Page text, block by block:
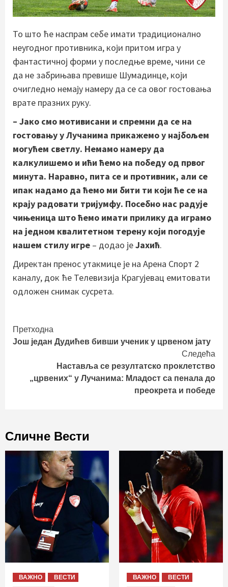
То што ће наспрам себе имати традиционално
неугодног противника, који притом игра у
фантастичној форми у последње време, чини се
да не забрињава превише Шумадинце, који
очигледно немају намеру да се са овог гостовања
врате празних руку.
– Јако смо мотивисани и спремни да се на
гостовању у Лучанима прикажемо у најбољем
могућем светлу. Немамо намеру да
калкулишемо и ићи ћемо на победу од првог
минута. Наравно, пита се и противник, али се
ипак надамо да ћемо ми бити ти који ће се на
крају радовати тријумфу. Посебно нас радује
чињеница што ћемо имати прилику да играмо
на једном квалитетном терену који погодује
нашем стилу игре – додао јеЈахић.
Директан пренос утакмице је на Арена Спорт 2
каналу, док ће Телевизија Крагујевац емитовати
одложен снимак сусрета.
Continue
Reading
Претходна
Још један Дудићев бивши ученик у црвеном јату
Следећа
Наставља се резултатско проклетство
„црвених“ у Лучанима: Младост са пенала до
преокрета и победе
Сличне Вести
ВАЖНО
ВЕСТИ
ВАЖНО
ВЕСТИ